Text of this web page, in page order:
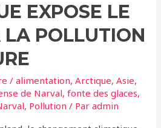
EXPOSE LE
POLLUTION
/alimentation,Arctique,Asie,
de Narval,fonte des glaces,
, Pollution / Paradmin